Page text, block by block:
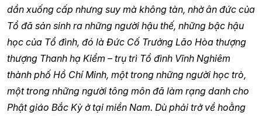
dần xuống cấp nhưng suy mà không tàn, nhờ ân đức của
Tổ đã sản sinh ra những người hậu thế, những bậc hậu
học của Tổ đình, đó là Đức Cố Trưởng Lão Hòa thượng
thượng Thanh hạ Kiểm – trụ trì Tổ đình Vĩnh Nghiêm
thành phố Hồ Chí Minh, một trong những người học trò,
một trong những người tông môn đã làm rạng danh cho
Phật giáo Bắc Kỳ ở tại miền Nam. Dù phải trở về hoằng